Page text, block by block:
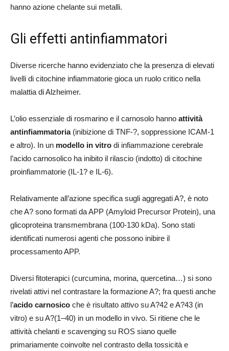
hanno azione chelante sui metalli.
Gli effetti antinfiammatori
Diverse ricerche hanno evidenziato che la presenza di elevati
livelli di citochine infiammatorie gioca un ruolo critico nella
malattia di Alzheimer.
L’olio essenziale di rosmarino e il carnosolo hanno attività
antinfiammatoria(inibizione di TNF-?, soppressione ICAM-1
e altro). In un modello in vitro di infiammazione cerebrale
l’acido carnosolico ha inibito il rilascio (indotto) di citochine
proinfiammatorie (IL-1? e IL-6).
Relativamente all’azione specifica sugli aggregati A?, è noto
che A? sono formati da APP (Amyloid Precursor Protein), una
glicoproteina transmembrana (100-130 kDa). Sono stati
identificati numerosi agenti che possono inibire il
processamento APP.
Diversi fitoterapici (curcumina, morina, quercetina…) si sono
rivelati attivi nel contrastare la formazione A?; fra questi anche
l’acido carnosico che è risultato attivo su A?42 e A?43 (in
vitro) e su A?(1–40) in un modello in vivo. Si ritiene che le
attività chelanti e scavenging su ROS siano quelle
primariamente coinvolte nel contrasto della tossicità e